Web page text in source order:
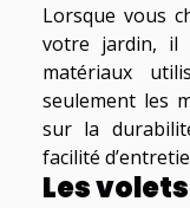
Lorsque vous
votre jardin, il
matériaux
seulement les
sur la
facilité
Les